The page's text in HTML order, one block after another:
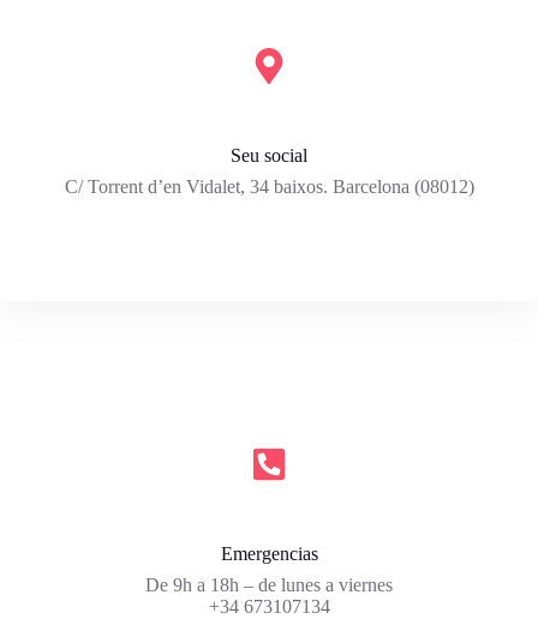
Seu social
C/ Torrent d’en Vidalet, 34 baixos. Barcelona (08012)
Emergencias
De 9h a 18h – de lunes a viernes
+34 673107134